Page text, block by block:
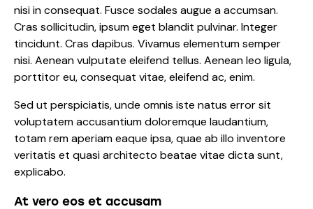
nisi in consequat. Fusce sodales augue a accumsan.
Cras sollicitudin, ipsum eget blandit pulvinar. Integer
tincidunt. Cras dapibus. Vivamus elementum semper
nisi. Aenean vulputate eleifend tellus. Aenean leo ligula,
porttitor eu, consequat vitae, eleifend ac, enim.
Sed ut perspiciatis, unde omnis iste natus error sit
voluptatem accusantium doloremque laudantium,
totam rem aperiam eaque ipsa, quae ab illo inventore
veritatis et quasi architecto beatae vitae dicta sunt,
explicabo.
At vero eos et accusam